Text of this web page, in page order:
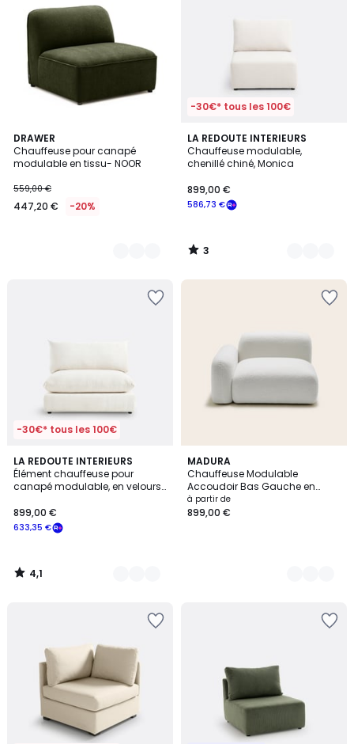
DRAWER
Chauffeuse pour canapé
modulable en tissu- NOOR
559,00 €
447,20 € -20%
4
Couleurs
-30€* tous les 100€
LA REDOUTE INTERIEURS
Chauffeuse modulable,
chenillé chiné, Monica
586,73 €
899,00 €
3
/
5
3
Couleurs
3
/
-30€* tous les 100€
LA REDOUTE INTERIEURS
Élément chauffeuse pour
canapé modulable, en velours
633,35 €
899,00 €
4,1
/ 5
5
Couleurs
4,1
/
MADURA
Chauffeuse Modulable
Accoudoir Bas Gauche en
bouclette ISILD
à partir de
899,00 €
2
Couleurs